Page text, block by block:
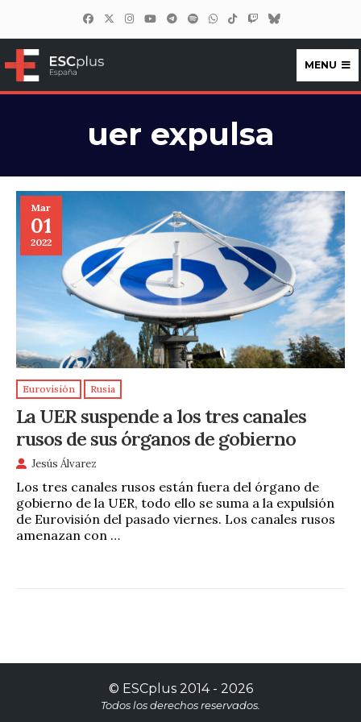
ESCplus España
MENU
uer expulsa
Mar
01
2022
Eurovisión Rusia
La UER suspende a los tres canales
rusos de sus órganos de gobierno
Jesús Álvarez
Los tres canales rusos están fuera del órgano de
gobierno de la UER, todo ello se suma a la expulsión
de Eurovisión del pasado viernes. Los canales rusos
amenazan con …
© ESCplus2014 - 2026
Todos los derechos reservados.